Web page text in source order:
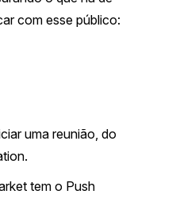
com esse público:
uma reunião, do
tem o Push